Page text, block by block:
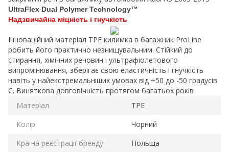
UltraFlex Dual Polymer Technology™
Надзвичайна міцність і гнучкість
Інноваційний матеріал TPE килимка в багажник ProLine
робить його практично незнищувальним. Стійкий до
стирання, хімічних речовин і ультрафіолетового
випромінювання, зберігає свою еластичність і гнучкість
навіть у найекстремальніших умовах від +50 до -50 градусів
C. Виняткова довговічність протягом багатьох років
Матеріал
TPE
Колір
Чорний
Країна реєстрації бренду
Польща